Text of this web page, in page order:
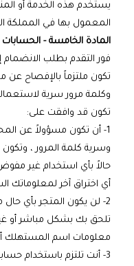
يستخدم هذه الخدمة أو
المعمول بها في المملكة
المادة الخامسة - الحسابات
فور التقدم بطلب
تكون ملتزماً بالإفصاح
وكلمة مرور سرية
تكون قد وافقت على:
1- أن تكون مسؤولاً عن
وسرية كلمة المرور ، وتكون
حالاً بأي استخدام غير
أي اختراق آخر لمعلوماتك
2- لن يكون المتجر بأي
تلحق بك بشكل مباشر أو
معلومات اسم المستهلك
3- أنت تلتزم باستخدام